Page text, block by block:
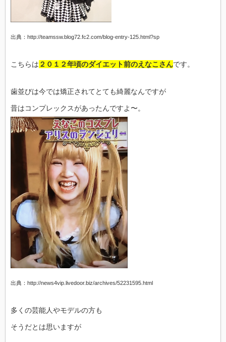
出典：http://teamssw.blog72.fc2.com/blog-entry-125.html?sp
こちらは ２０１２年頃のダイエット前のえなこさんです。
歯並びは今では矯正されてとても綺麗なんですが
昔はコンプレックスがあったんですよ〜。
出典：http://news4vip.livedoor.biz/archives/52231595.html
多くの芸能人やモデルの方も
そうだとは思いますが